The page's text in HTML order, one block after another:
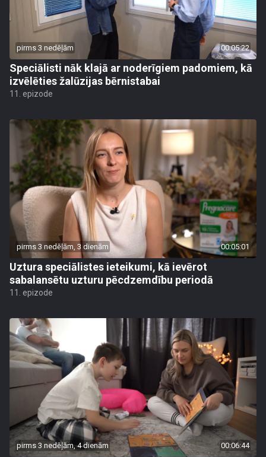
pirms 3 nedēļām 00:05:22
Speciālisti nāk klajā ar noderīgiem padomiem, kā
izvēlēties žalūzijas bērnistabai
11. epizode
pirms 3 nedēļām, 3 dienām 00:05:01
Uztura speciālistes ieteikumi, kā ievērot
sabalansētu uzturu pēcdzemdību periodā
11. epizode
pirms 3 nedēļām, 4 dienām 00:06:44